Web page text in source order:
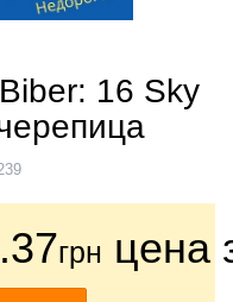
16 Sky
грн цена